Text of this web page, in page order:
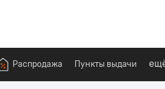
Распродажа Пункты выдачи